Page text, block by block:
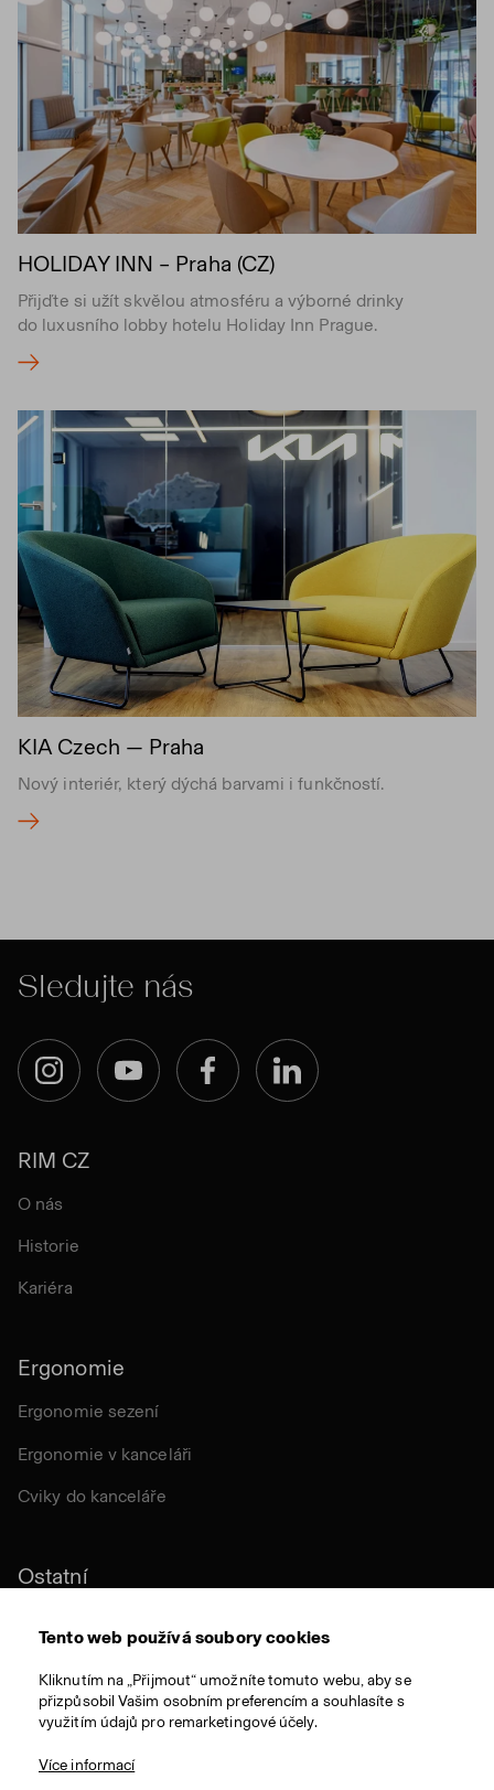
HOLIDAY INN – Praha (CZ)
Přijďte si užít skvělou atmosféru a výborné drinky
do luxusního lobby hotelu Holiday Inn Prague.
KIA Czech — Praha
Nový interiér, který dýchá barvami i funkčností.
Sledujte nás
InstagramYouTube FacebookLinkedIn
RIM CZ
O nás
Historie
Kariéra
Ergonomie
Ergonomie sezení
Ergonomie v kanceláři
Cviky do kanceláře
Ostatní
Látky a materiály
Tento web používá soubory cookies
Kliknutím na „Přijmout“ umožníte tomuto webu, aby se
přizpůsobil Vašim osobním preferencím a souhlasíte s
využitím údajů pro remarketingové účely.
Více informací